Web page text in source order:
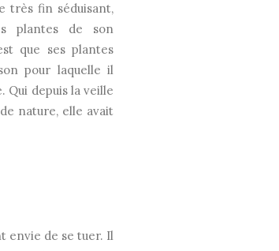
très fin séduisant,
plantes de son
que ses plantes
pour laquelle il
Qui depuis la veille
nature, elle avait
envie de se tuer. Il